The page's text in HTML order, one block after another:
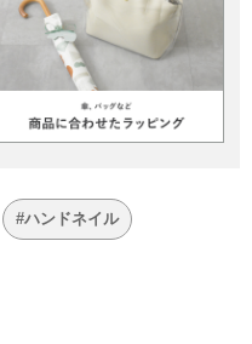
#ハンドネイル